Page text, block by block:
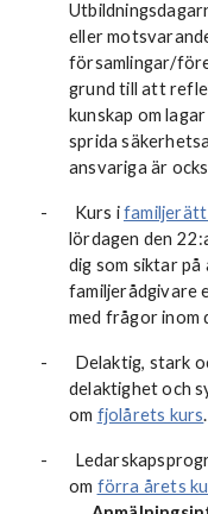
eller
församlingar/
grund till att
kunskap om
sprida
ansvariga är
- Kurs i
lördagen den
dig som siktar
familjerådgivare
med frågor inom
-
Delaktig, stark
delaktighet och
om fjolårets kurs
-
om förra årets